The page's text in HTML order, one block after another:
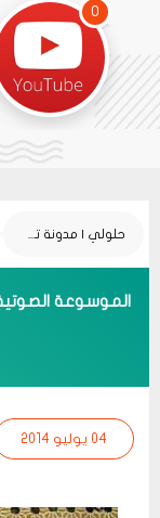
0
حلولي | مدونة تقنية
04 يوليو 2014